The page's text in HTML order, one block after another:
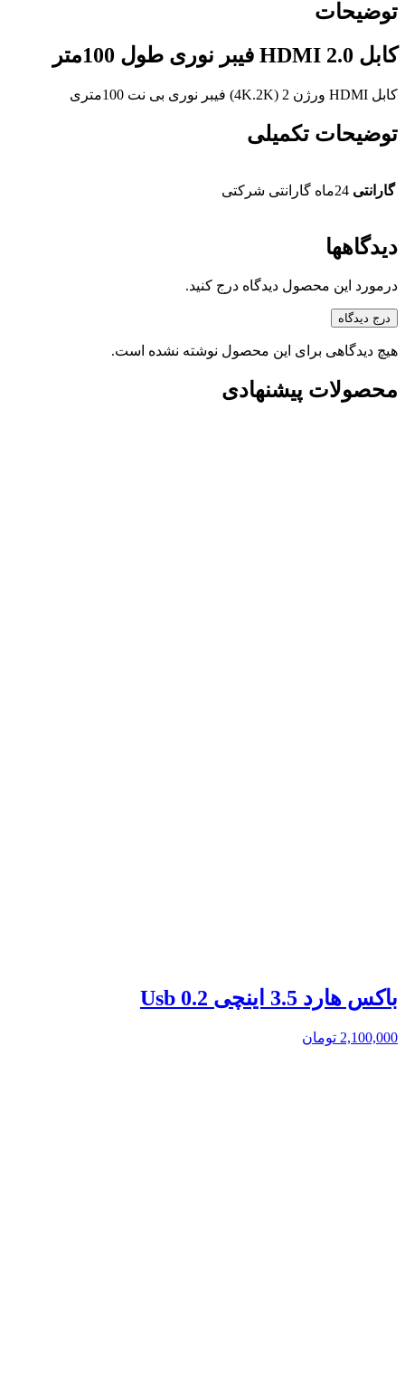
توضیحات
کابل HDMI 2.0 فیبر نوری طول 100متر
کابل HDMI ورژن 2 (4K.2K) فیبر نوری بی نت 100متری
توضیحات تکمیلی
گارانتی 24ماه گارانتی شرکتی
دیدگاهها
درمورد این محصول دیدگاه درج کنید.
درج دیدگاه
هیچ دیدگاهی برای این محصول نوشته نشده است.
محصولات پیشنهادی
باکس هارد 3.5 اینچی Usb 0.2
2,100,000 تومان